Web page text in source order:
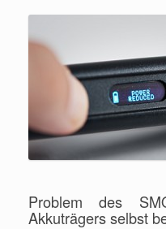
Problem des
Akkuträgers selbst